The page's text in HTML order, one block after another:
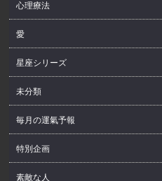
心理療法
愛
星座シリーズ
未分類
毎月の運氣予報
特別企画
素敵な人